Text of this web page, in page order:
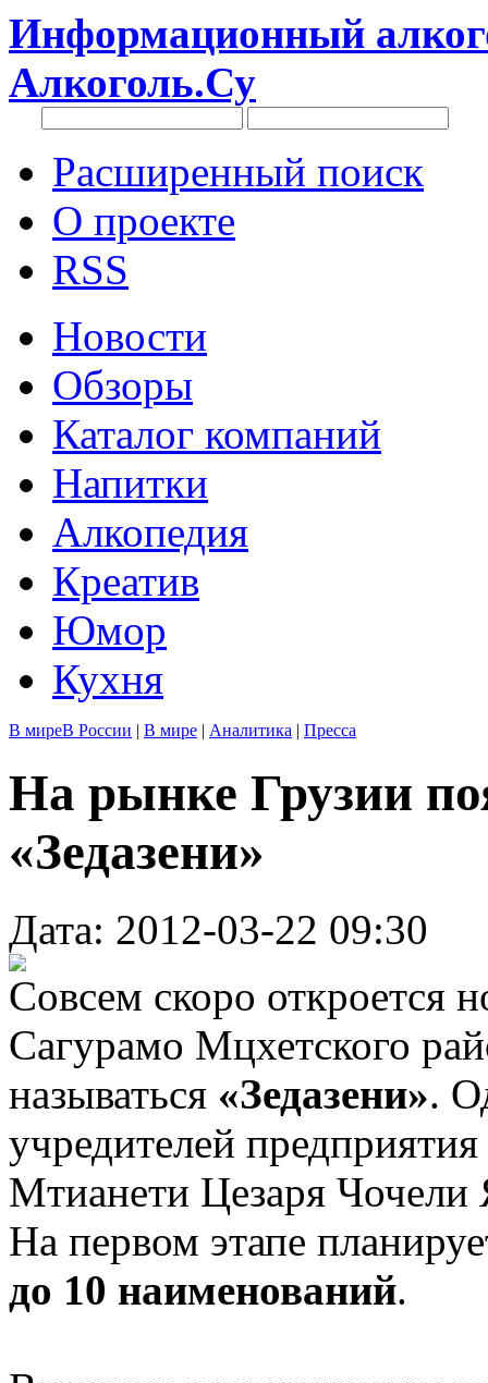
Информационный
Алкоголь.Су
Расширенный поиск
О проекте
RSS
Новости
Обзоры
Каталог компаний
Напитки
Алкопедия
Креатив
Юмор
Кухня
В миреВ России | В мире | Аналитика | Пресса
На рынке Грузии
«Зедазени»
Дата: 2012-03-22 09:30
Совсем скоро откроется
Сагурамо Мцхетского
называться «Зедазени».
учредителей
Мтианети Цезаря Чочели
На первом этапе
до 10 наименований.